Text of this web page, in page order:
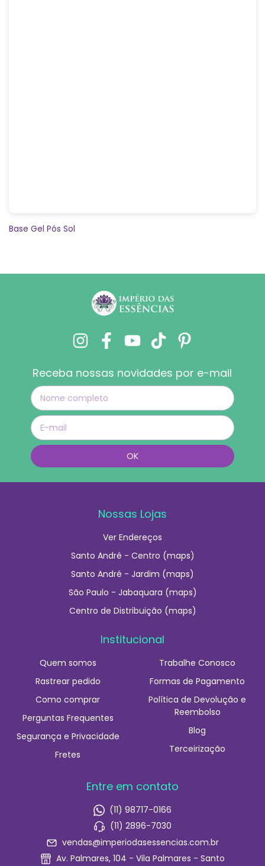
Base Gel Pós Sol
Receba nossas novidades por e-mail
Nossas Lojas
Ver Endereços
Santo André - Centro (maps)
Santo André - Jardim (maps)
São Paulo - Jabaquara (maps)
Centro de Distribuição (maps)
Institucional
Quem somos
Rastrear pedido
Como comprar
Perguntas Frequentes
Segurança e Privacidade
Fretes
Trabalhe Conosco
Formas de Pagamento
Política de Devolução e
Reembolso
Blog
Terceirização
Entre em contato
(11) 98717-0166
(11) 2896-7030
vendas@imperiodasessencias.com.br
Av. Palmares, 104 - Vila Palmares - Santo